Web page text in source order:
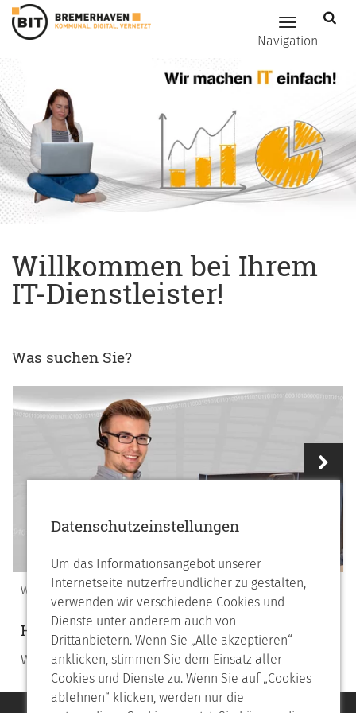
Datenschutzeinstellungen
Um das Informationsangebot unserer
Internetseite nutzerfreundlicher zu gestalten,
verwenden wir verschiedene Cookies und
Dienste unter anderem auch von
Drittanbietern. Wenn Sie „Alle akzeptieren“
anklicken, stimmen Sie dem Einsatz aller
Cookies und Dienste zu. Wenn Sie auf „Cookies
ablehnen“ klicken, werden nur die
Zum Hauptinhalt springen
Navigation
Willkommen bei Ihrem
IT-Dienstleister!
Was suchen Sie?
WIR ÜBER UNS
Helpdesk
Wir lösen Ihr Problem